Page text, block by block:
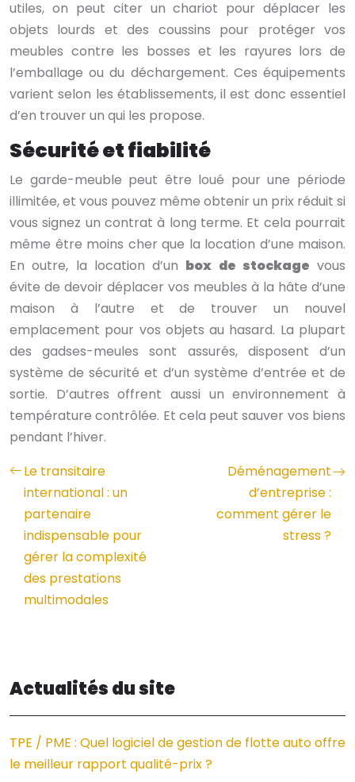
utiles, on peut citer un chariot pour déplacer les
objets lourds et des coussins pour protéger vos
meubles contre les bosses et les rayures lors de
l’emballage ou du déchargement. Ces équipements
varient selon les établissements, il est donc essentiel
d’en trouver un qui les propose.
Sécurité et fiabilité
Le garde-meuble peut être loué pour une période
illimitée, et vous pouvez même obtenir un prix réduit si
vous signez un contrat à long terme. Et cela pourrait
même être moins cher que la location d’une maison.
En outre, la location d’un box de stockage vous
évite de devoir déplacer vos meubles à la hâte d’une
maison à l’autre et de trouver un nouvel
emplacement pour vos objets au hasard. La plupart
des gadses-meules sont assurés, disposent d’un
système de sécurité et d’un système d’entrée et de
sortie. D’autres offrent aussi un environnement à
température contrôlée. Et cela peut sauver vos biens
pendant l’hiver.
Le transitaire
international : un
partenaire
indispensable pour
gérer la complexité
des prestations
multimodales
Déménagement
d’entreprise :
comment gérer le
stress ?
Actualités du site
TPE / PME : Quel logiciel de gestion de flotte auto offre
le meilleur rapport qualité-prix ?